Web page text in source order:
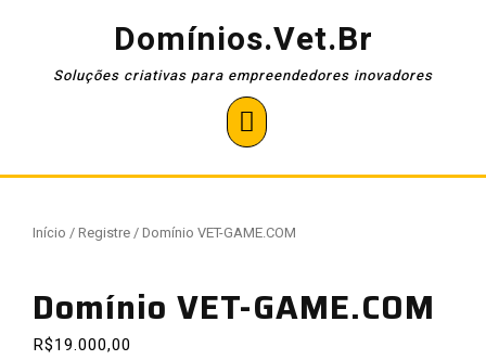
conteúdo
Domínios.Vet.Br
Soluções criativas para empreendedores inovadores
Open
Button
Início /Registre/ Domínio VET-GAME.COM
Domínio VET-GAME.COM
R$19.000,00